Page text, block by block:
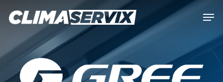
content
Menu